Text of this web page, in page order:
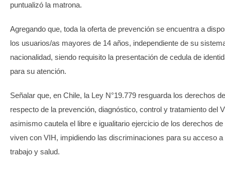
puntualizó la matrona.
Agregando que, toda la oferta de prevención se encuentra a
los usuarios/as mayores de 14 años, independiente de su
nacionalidad, siendo requisito la presentación de cedula de
para su atención.
Señalar que, en Chile, la Ley N°19.779 resguarda los derechos
respecto de la prevención, diagnóstico, control y tratamiento del
asimismo cautela el libre e igualitario ejercicio de los derechos
viven con VIH, impidiendo las discriminaciones para su acceso a
trabajo y salud.